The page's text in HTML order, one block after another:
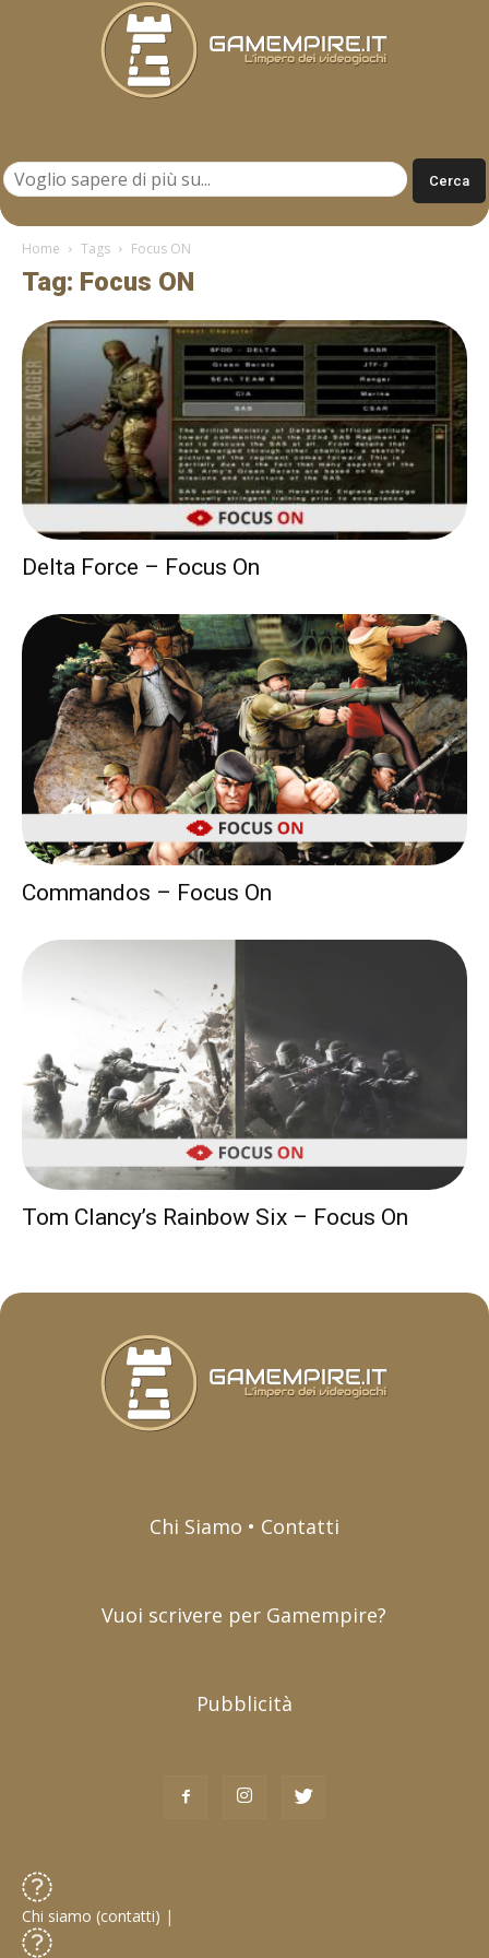
Home Tags Focus ON
Tag: Focus ON
Delta Force – Focus On
Commandos – Focus On
Tom Clancy’s Rainbow Six – Focus On
Chi Siamo • Contatti
Vuoi scrivere per Gamempire?
Pubblicità
Chi siamo (contatti) |